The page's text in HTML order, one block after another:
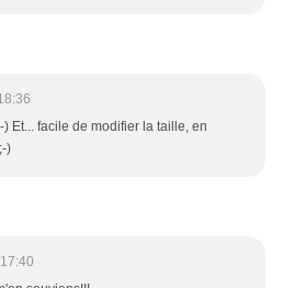
Et... facile de modifier la taille, en
)